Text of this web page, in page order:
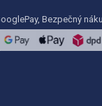
Bezpečný